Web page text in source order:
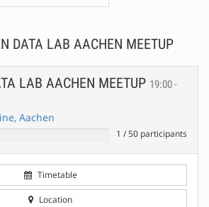
DATA LAB AACHEN MEETUP
LAB AACHEN MEETUP 19:00 -
Aachen
1 /50 participants
Timetable
Location